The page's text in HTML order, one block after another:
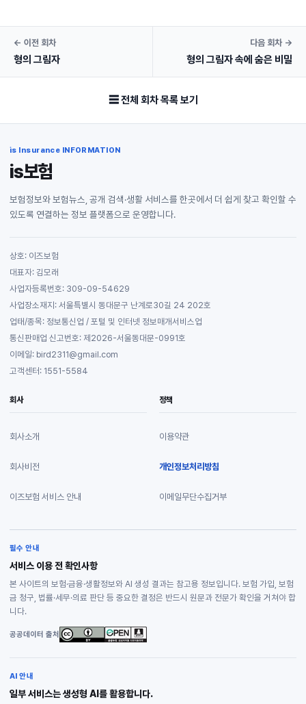
← 이전 회차
형의 그림자
다음 회차 →
형의 그림자 속에 숨은 비밀
☰ 전체 회차 목록 보기
is Insurance INFORMATION
is보험
보험정보와 보험뉴스, 공개 검색·생활 서비스를 한곳에서 더 쉽게 찾고 확인할 수
있도록 연결하는 정보 플랫폼으로 운영합니다.
상호: 이즈보험
대표자: 김모래
사업자등록번호: 309-09-54629
사업장소재지: 서울특별시 동대문구 난계로30길 24 202호
업태/종목: 정보통신업 / 포털 및 인터넷 정보매개서비스업
통신판매업 신고번호: 제2026-서울동대문-0991호
이메일: bird2311@gmail.com
고객센터: 1551-5584
회사
회사소개
회사비전
이즈보험 서비스 안내
정책
이용약관
개인정보처리방침
이메일무단수집거부
필수 안내
서비스 이용 전 확인사항
본 사이트의 보험·금융·생활정보와 AI 생성 결과는 참고용 정보입니다. 보험 가입, 보험
금 청구, 법률·세무·의료 판단 등 중요한 결정은 반드시 원문과 전문가 확인을 거쳐야 합
니다.
공공데이터 출처
AI 안내
일부 서비스는 생성형 AI를 활용합니다.